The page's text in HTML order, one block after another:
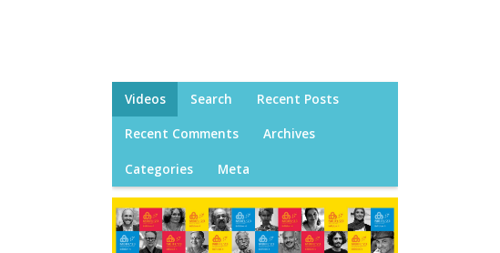
Videos Search Recent Posts
Recent Comments Archives
Categories Meta